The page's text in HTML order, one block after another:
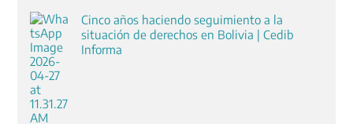
Cinco años haciendo seguimiento a la
situación de derechos en Bolivia | Cedib
Informa